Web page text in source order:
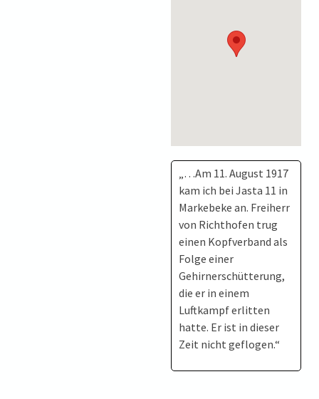
„…Am 11. August 1917
kam ich bei Jasta 11 in
Markebeke an. Freiherr
von Richthofen trug
einen Kopfverband als
Folge einer
Gehirnerschütterung,
die er in einem
Luftkampf erlitten
hatte. Er ist in dieser
Zeit nicht geflogen.“